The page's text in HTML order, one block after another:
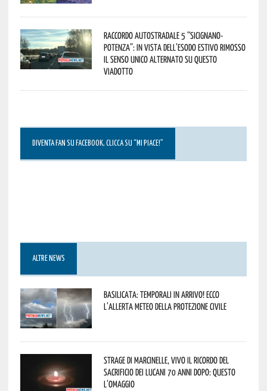
Raccordo Autostradale 5 “Sicignano-
Potenza”: in vista dell’esodo estivo rimosso
il senso unico alternato su questo
viadotto
DIVENTA FAN SU FACEBOOK, CLICCA SU “MI PIACE!”
ALTRE NEWS
Basilicata: temporali in arrivo! Ecco
l’allerta meteo della Protezione civile
Strage di Marcinelle, vivo il ricordo del
sacrificio dei lucani 70 anni dopo: questo
l’omaggio